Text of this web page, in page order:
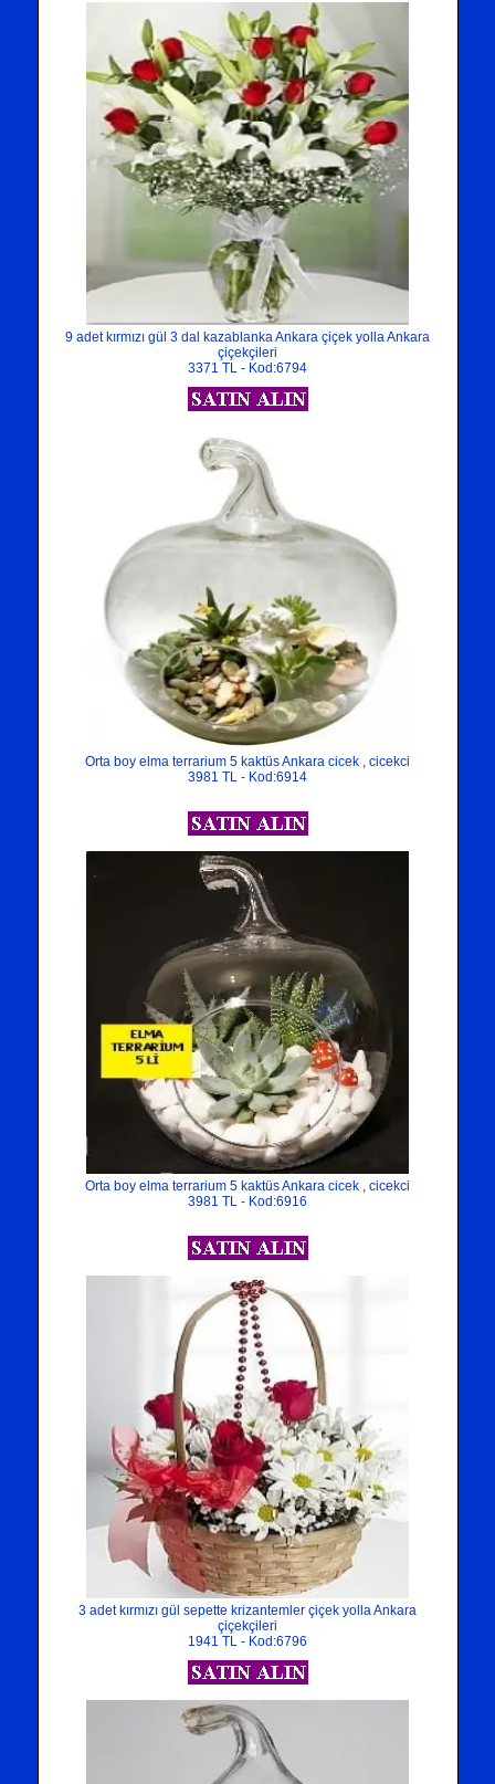
9 adet kırmızı gül 3 dal kazablanka Ankara çiçek yolla Ankara
çiçekçileri
3371 TL - Kod:6794
Orta boy elma terrarium 5 kaktüs Ankara cicek , cicekci
3981 TL - Kod:6914
Orta boy elma terrarium 5 kaktüs Ankara cicek , cicekci
3981 TL - Kod:6916
3 adet kırmızı gül sepette krizantemler çiçek yolla Ankara
çiçekçileri
1941 TL - Kod:6796